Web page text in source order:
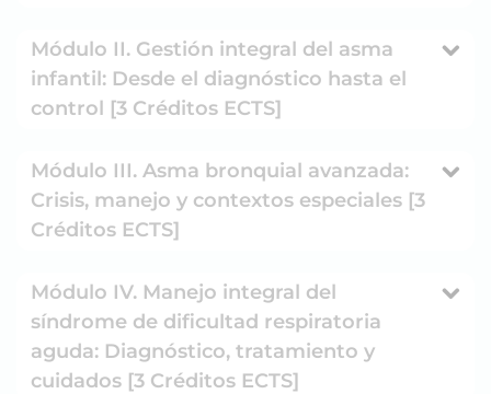
Módulo II. Gestión integral del asma
infantil: Desde el diagnóstico hasta el
control [3 Créditos ECTS]
Módulo III. Asma bronquial avanzada:
Crisis, manejo y contextos especiales [3
Créditos ECTS]
Módulo IV. Manejo integral del
síndrome de dificultad respiratoria
aguda: Diagnóstico, tratamiento y
cuidados [3 Créditos ECTS]